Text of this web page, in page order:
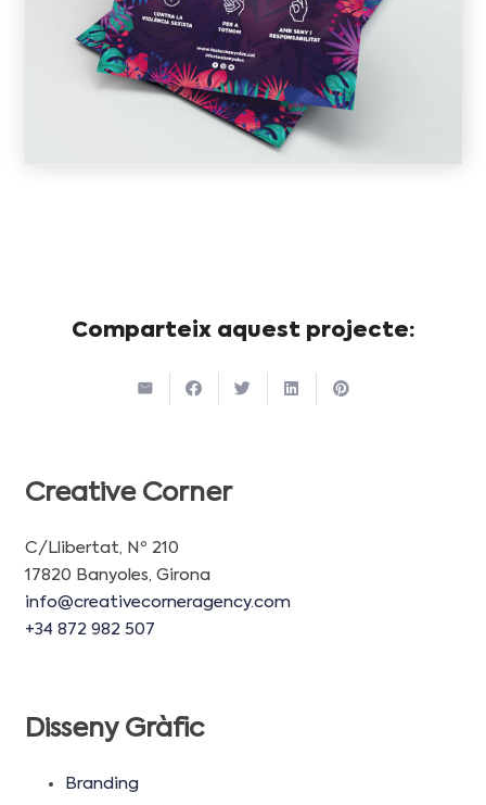
Comparteix aquest projecte:
Creative Corner
C/Llibertat, Nº 210
17820 Banyoles, Girona
info@creativecorneragency.com
+34 872 982 507
Disseny Gràfic
Branding